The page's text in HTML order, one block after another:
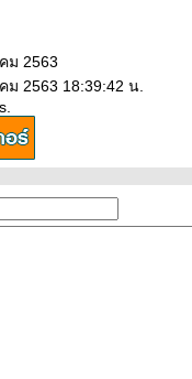
ม 2563
ม 2563 18:39:42 น.